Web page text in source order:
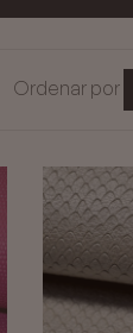
Ordenar por